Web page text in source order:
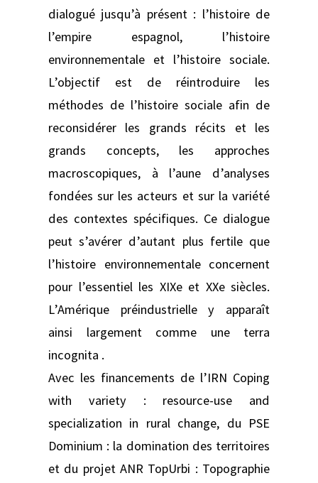
dialogué jusqu’à présent : l’histoire de
l’empire espagnol, l’histoire
environnementale et l’histoire sociale.
L’objectif est de réintroduire les
méthodes de l’histoire sociale afin de
reconsidérer les grands récits et les
grands concepts, les approches
macroscopiques, à l’aune d’analyses
fondées sur les acteurs et sur la variété
des contextes spécifiques. Ce dialogue
peut s’avérer d’autant plus fertile que
l’histoire environnementale concernent
pour l’essentiel les XIXe et XXe siècles.
L’Amérique préindustrielle y apparaît
ainsi largement comme une terra
incognita .
Avec les financements de l’IRN Coping
with variety : resource-use and
specialization in rural change, du PSE
Dominium : la domination des territoires
et du projet ANR TopUrbi : Topographie